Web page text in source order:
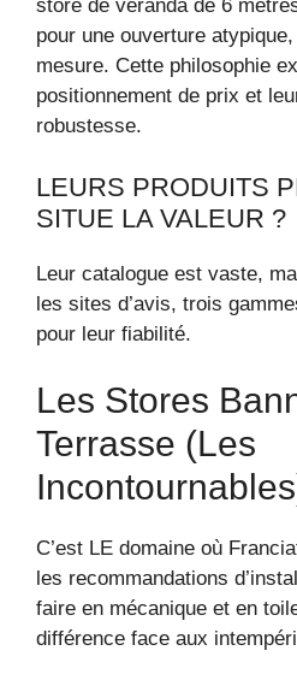
store de véranda de 6
pour une ouverture
mesure. Cette philosophie
positionnement de prix et
robustesse.
LEURS PRODUITS
SITUE LA VALEUR ?
Leur catalogue est vaste,
les sites d’avis, trois
pour leur fiabilité.
Les Stores
Terrasse (les
C’est LE domaine où
les recommandations
faire en mécanique et en
différence face aux